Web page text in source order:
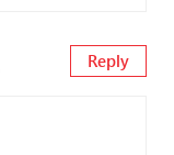
Reply